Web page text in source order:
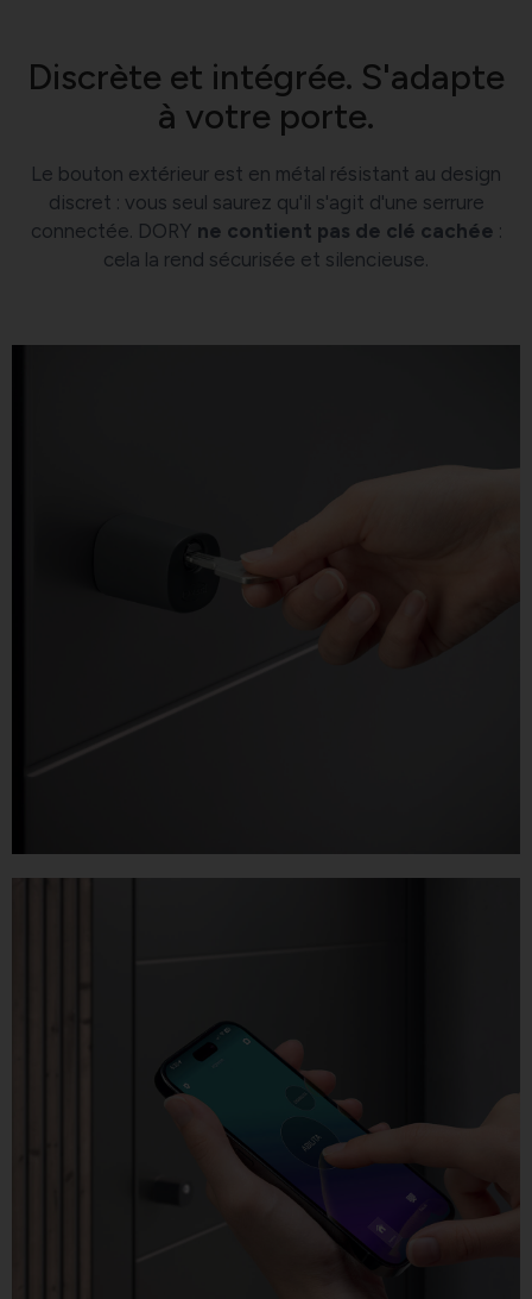
Discrète et intégrée. S'adapte
à votre porte.
Le bouton extérieur est en métal résistant au design
discret : vous seul saurez qu'il s'agit d'une serrure
connectée. DORY ne contient pas de clé cachée :
cela la rend sécurisée et silencieuse.